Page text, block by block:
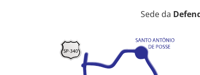
Sede da